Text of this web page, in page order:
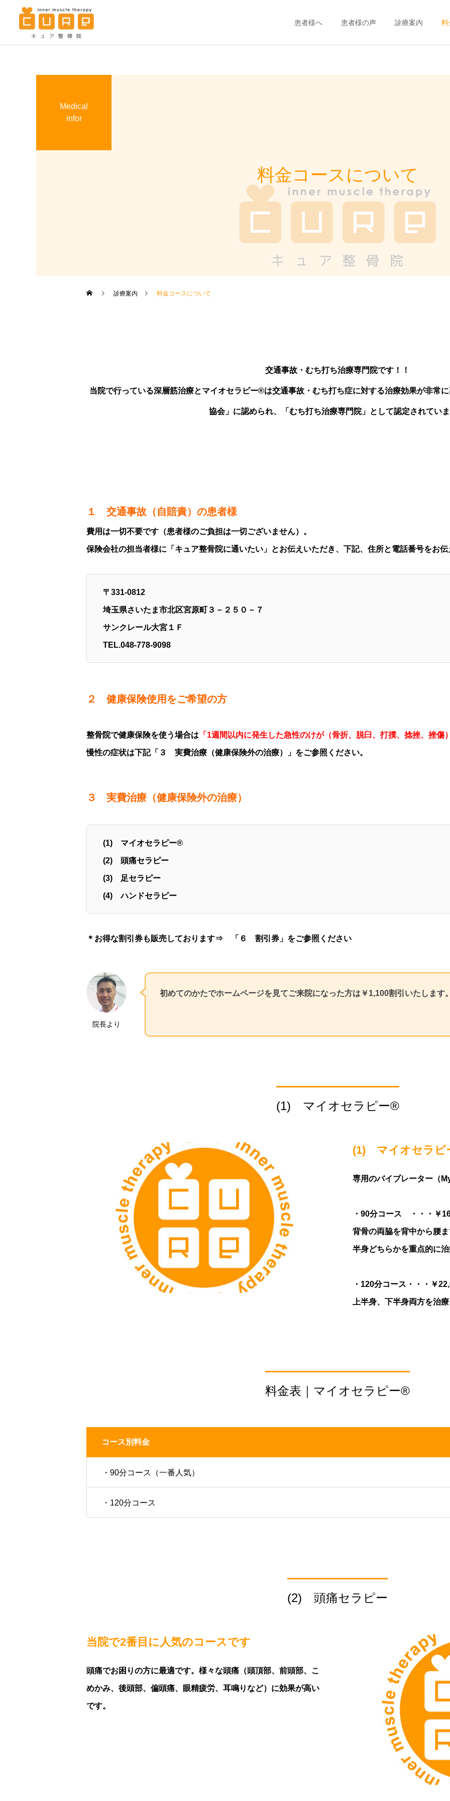
患者様へ 患者様の声 診療案内 料
6月休日診療＆院内改装工
事に伴う休診のお知らせ
5月休日診療のお知らせ
料金コースについて
Medical
infor
診療案内 料金コースについて
交通事故・むち打ち治療専門院です！！
当院で行っている深層筋治療とマイオセラピー®は交通事故・むち打ち症に対する治療効果が非常
協会」に認められ、「むち打ち治療専門院」として認定されてい
１ 交通事故（自賠責）の患者様
費用は一切不要です（患者様のご負担は一切ございません）。
保険会社の担当者様に「キュア整骨院に通いたい」とお伝えいただき、下記、住所と電話番号をお
〒331-0812
埼玉県さいたま市北区宮原町３－２５０－７
サンクレール大宮１Ｆ
TEL.048-778-9098
２ 健康保険使用をご希望の方
整骨院で健康保険を使う場合は 「1週間以内に発生した急性のけが（骨折、脱臼、打撲、捻挫、挫傷
慢性の症状は下記「３ 実費治療（健康保険外の治療）」 をご参照ください。
３ 実費治療（健康保険外の治療）
(1) マイオセラピー®
(2) 頭痛セラピー
(3) 足セラピー
(4) ハンドセラピー
＊お得な割引券も販売しております⇒ 「６ 割引券」をご参照ください
院長より
初めてのかたでホームページを見てご来院になった方は￥1,100割引いたします
(1) マイオセラピー®
(1) マイオセラピ
専用のバイブレーター（
・90分コース ・・・￥
背骨の両脇を背中から腰
半身どちらかを重点的に
・120分コース・・・￥
上半身、下半身両方を治
料金表｜マイオセラピー®
コース別料金
・90分コース（一番人気）
・120分コース
(2) 頭痛セラピー
当院で2番目に人気のコースです
頭痛でお困りの方に最適です。様々な頭痛（頭頂部、前頭部、こ
めかみ、後頭部、偏頭痛、眼精疲労、耳鳴りなど）に効果が高い
です。